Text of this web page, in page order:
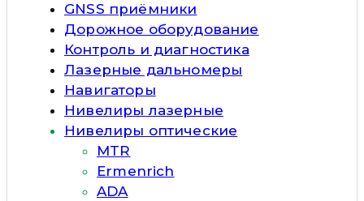
GNSS приёмники
Дорожное оборудование
Контроль и диагностика
Лазерные дальномеры
Навигаторы
Нивелиры лазерные
Нивелиры оптические
MTR
Ermenrich
ADA